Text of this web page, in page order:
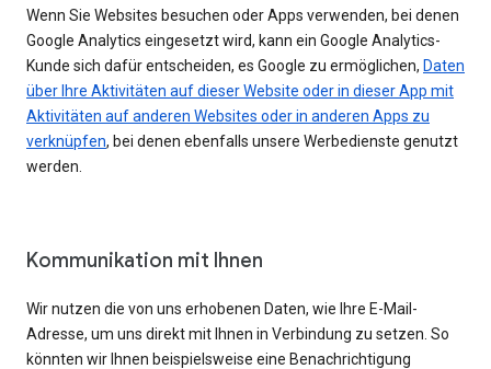
Wenn Sie Websites besuchen oder Apps verwenden, bei denen
Google Analytics eingesetzt wird, kann ein Google Analytics-
Kunde sich dafür entscheiden, es Google zu ermöglichen, Daten
über Ihre Aktivitäten auf dieser Website oder in dieser App mit
Aktivitäten auf anderen Websites oder in anderen Apps zu
verknüpfen, bei denen ebenfalls unsere Werbedienste genutzt
werden.
Kommunikation mit Ihnen
Wir nutzen die von uns erhobenen Daten, wie Ihre E-Mail-
Adresse, um uns direkt mit Ihnen in Verbindung zu setzen. So
könnten wir Ihnen beispielsweise eine Benachrichtigung